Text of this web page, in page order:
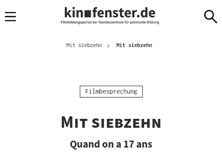
Navigation
zum
zur
Brotkrümelnavigation
Mit siebzehn Mit siebzehnAktuelle Seite
Kategorie:
Filmbesprechung
"
Mit siebzehn
Quand on a 17 ans